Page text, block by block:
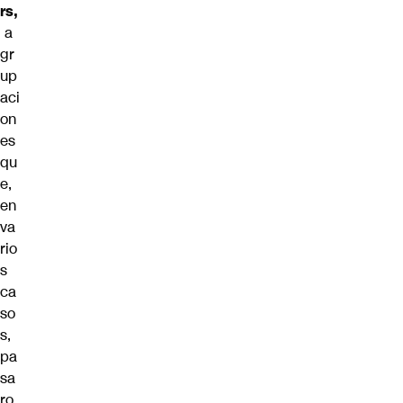
rs,
a
gr
up
aci
on
es
qu
e,
en
va
rio
s
ca
so
s,
pa
sa